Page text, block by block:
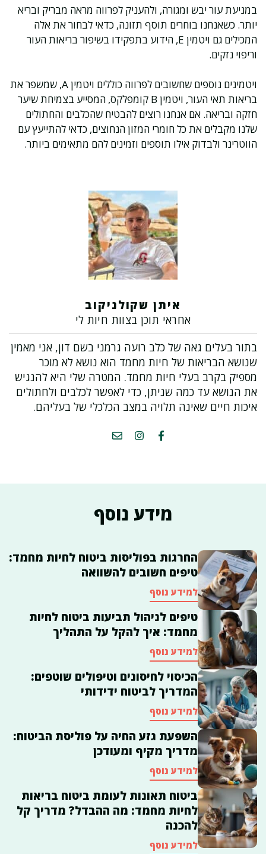
במניעת עור יבש ומגורה, ולהעניק לפרווה מראה מבריק ובריא
יותר. כשאנחנו בוחרים תוסף תזונה, כדאי לבחור את אלה
המכילים גם ויטמין E, הידוע בתפקידו בשיפור בריאות העור
וריפוי נזקים.
ויטמינים נוספים שחשובים לפרווה כוללים ויטמין A, שמשפר את
בריאות תאי העור, ויטמין B קומפלקס, המסייע בצמיחת שיער
חזקה ובריאה. אם אנחנו רוצים להבטיח שהכלבים והחתולים
שלנו מקבלים את כל חומרי המזון הנחוצים, כדאי להתייעץ עם
הווטרינר ולבדוק אילו תוספים וזמינים להם מתאימים ביותר.
איתן שקולניקוב
אחראי תוכן בצוות חיות לי
בתור בעלים גאה של כלב רועה גרמני בשם דון, אני מאמין
שנושא הבריאות של חיות מחמד הוא נושא לא מוכר
מספיק בקרב בעלי חיות מחמד. המטרה שלי היא להנגיש
את הנושא עד כמה שניתן, כדי לאפשר לכלבים ולחתולים
איכות חיים שאינה תלויה במצב הכלכלי של בעליהם.
מידע נוסף
החרגות בפוליסות ביטוח לחיות מחמד:
טיפים חשובים להשוואה
למידע נוסף
טיפים לניהול תביעות ביטוח לחיות
מחמד: איך להקל על התהליך
למידע נוסף
הכיסוי לחיסונים וטיפולים שוטפים:
המדריך לביטוח ידידותי
למידע נוסף
השפעת גזע החיה על פוליסת הביטוח:
מדריך מקיף ומעודכן
למידע נוסף
ביטוח תאונות לעומת ביטוח בריאות
לחיות מחמד: מה ההבדל? מדריך קל
להכנה
למידע נוסף